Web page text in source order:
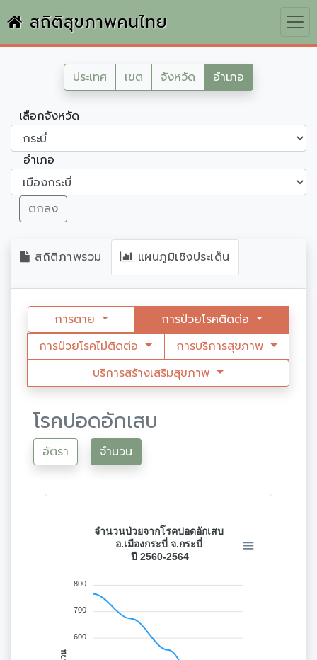
สถิติสุขภาพคนไทย
ประเทศ เขต จังหวัด อำเภอ
เลือกจังหวัด
อำเภอ
ตกลง
สถิติภาพรวม แผนภูมิเชิงประเด็น
การตาย
การป่วยโรคติดต่อ
การป่วยโรคไม่ติดต่อ
การบริการสุขภาพ
บริการสร้างเสริมสุขภาพ
โรคปอดอักเสบ
อัตรา จำนวน